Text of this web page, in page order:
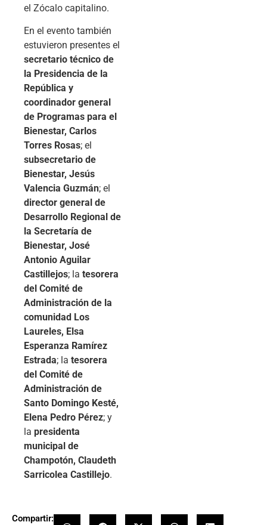
el Zócalo capitalino.
En el evento también
estuvieron presentes el
secretario técnico de
la Presidencia de la
República y
coordinador general
de Programas para el
Bienestar, Carlos
Torres Rosas; el
subsecretario de
Bienestar, Jesús
Valencia Guzmán; el
director general de
Desarrollo Regional de
la Secretaría de
Bienestar, José
Antonio Aguilar
Castillejos; la tesorera
del Comité de
Administración de la
comunidad Los
Laureles, Elsa
Esperanza Ramírez
Estrada; la tesorera
del Comité de
Administración de
Santo Domingo Kesté,
Elena Pedro Pérez; y
la presidenta
municipal de
Champotón, Claudeth
Sarricolea Castillejo.
Compartir: